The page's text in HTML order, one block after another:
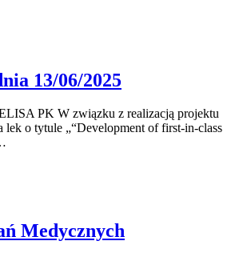
13/06/2025
PK W związku z realizacją projektu
lek o tytule „“Development of first-in-class
Medycznych